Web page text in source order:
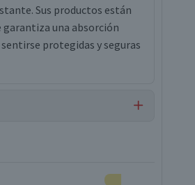
Sus productos están
una absorción
protegidas y seguras